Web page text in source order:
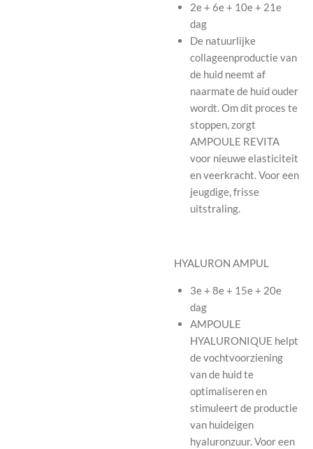
2e + 6e + 10e + 21e
dag
De natuurlijke
collageenproductie van
de huid neemt af
naarmate de huid ouder
wordt. Om dit proces te
stoppen, zorgt
AMPOULE REVITA
voor nieuwe elasticiteit
en veerkracht. Voor een
jeugdige, frisse
uitstraling.
HYALURON AMPUL
3e + 8e + 15e + 20e
dag
AMPOULE
HYALURONIQUE helpt
de vochtvoorziening
van de huid te
optimaliseren en
stimuleert de productie
van huideigen
hyaluronzuur. Voor een